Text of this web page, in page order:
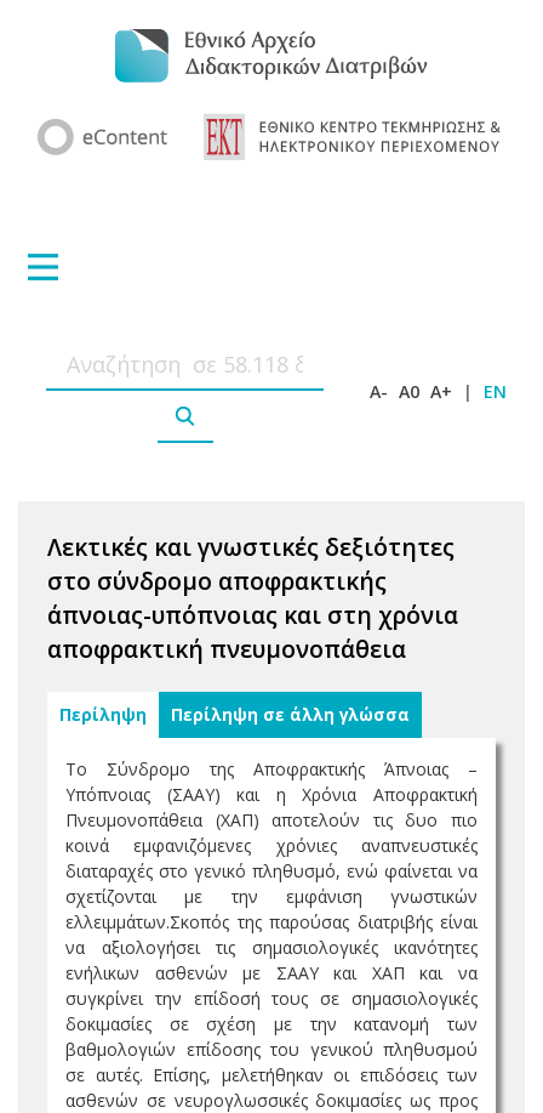
A- A0 A+ | EN
Λεκτικές και γνωστικές δεξιότητες
στο σύνδρομο αποφρακτικής
άπνοιας-υπόπνοιας και στη χρόνια
αποφρακτική πνευμονοπάθεια
Περίληψη Περίληψη σε άλλη γλώσσα
Το Σύνδρομο της Αποφρακτικής Άπνοιας –
Υπόπνοιας (ΣΑΑΥ) και η Χρόνια Αποφρακτική
Πνευμονοπάθεια (ΧΑΠ) αποτελούν τις δυο πιο
κοινά εμφανιζόμενες χρόνιες αναπνευστικές
διαταραχές στο γενικό πληθυσμό, ενώ φαίνεται να
σχετίζονται με την εμφάνιση γνωστικών
ελλειμμάτων.Σκοπός της παρούσας διατριβής είναι
να αξιολογήσει τις σημασιολογικές ικανότητες
ενήλικων ασθενών με ΣΑΑΥ και ΧΑΠ και να
συγκρίνει την επίδοσή τους σε σημασιολογικές
δοκιμασίες σε σχέση με την κατανομή των
βαθμολογιών επίδοσης του γενικού πληθυσμού
σε αυτές. Επίσης, μελετήθηκαν οι επιδόσεις των
ασθενών σε νευρογλωσσικές δοκιμασίες ως προς